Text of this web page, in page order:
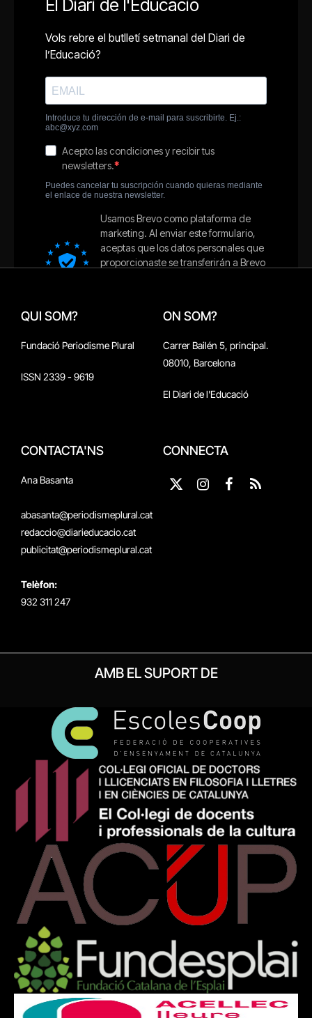
QUI SOM?
Fundació Periodisme Plural
ISSN 2339 - 9619
ON SOM?
Carrer Bailén 5, principal.
08010, Barcelona
El Diari de l'Educació
CONTACTA'NS
Ana Basanta
abasanta@periodismeplural.cat
redaccio@diarieducacio.cat
publicitat@periodismeplural.cat
Telèfon:
932 311 247
CONNECTA
X
Instagram
Facebook
RSS
AMB EL SUPORT DE